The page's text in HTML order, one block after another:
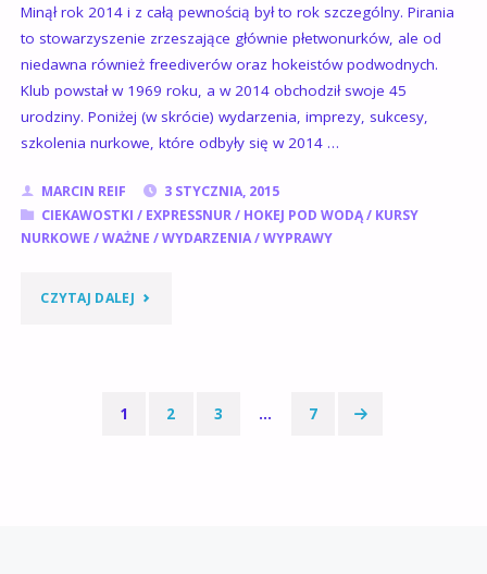
Minął rok 2014 i z całą pewnością był to rok szczególny. Pirania
to stowarzyszenie zrzeszające głównie płetwonurków, ale od
niedawna również freediverów oraz hokeistów podwodnych.
Klub powstał w 1969 roku, a w 2014 obchodził swoje 45
urodziny. Poniżej (w skrócie) wydarzenia, imprezy, sukcesy,
szkolenia nurkowe, które odbyły się w 2014 …
MARCIN REIF
3 STYCZNIA, 2015
CIEKAWOSTKI / EXPRESSNUR/ HOKEJ POD WODĄ/ KURSY
NURKOWE /WAŻNE /WYDARZENIA/WYPRAWY
CZYTAJ DALEJ"PODSUMOWANIE
1 2 3 … 7